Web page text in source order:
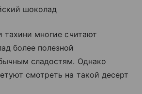
шоколад
тахини многие считают
более полезной
сладостям. Однако
смотреть на такой десерт